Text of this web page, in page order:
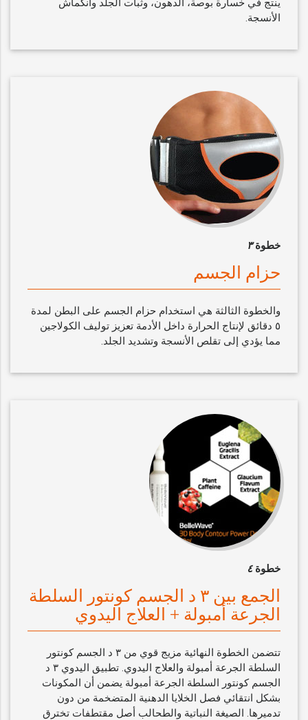
الأنسجة.
خطوة٣
حزام الجسم
والخطوة الثالثة هي استخدام حزام الجسم على البطن لمدة
٥ دقائق لإنتاج الحرارة داخل الأدمة تعزيز توليف الكولاجين
مما يؤدي إلى تقلص الأنسجة وتشديد الجلد.
خطوة ٤
الجمع بين ٣ د الجسم كونتور السلطة
الجرعة أمبولة + العلاج اليدوي
تتضمن الخطوة النهائية مزيج قوي من ٣ د الجسم كونتور
السلطة الجرعة أمبولة والعلاج اليدوي. تطبيق اليدوي ٣ د
الجسم كونتور السلطة الجرعة أمبولة يضمن أن المكونات
بشكل انتقائي فصل الخلايا الدهنية المتضخمة من دون
تدميرها. الصيغة النباتية والطحالب أصل مقتطفات تخترق